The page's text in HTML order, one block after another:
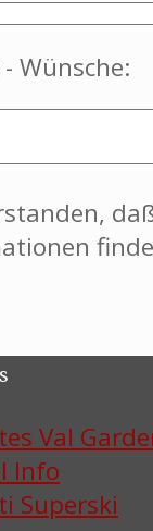
Wünsche:
Val
Info
Superski